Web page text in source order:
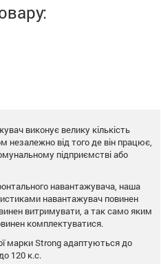
виконує велику кількість
незалежно від того де він працює,
підприємстві або
навантажувача, наша
навантажувач повинен
витримувати, а так само яким
комплектуватися.
марки Strong адаптуються до
120 к.с.